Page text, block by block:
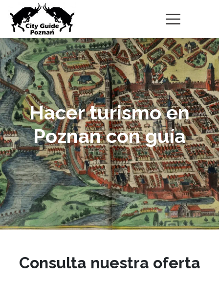
Hacer turismo en
Poznan con guía
Consulta nuestra oferta